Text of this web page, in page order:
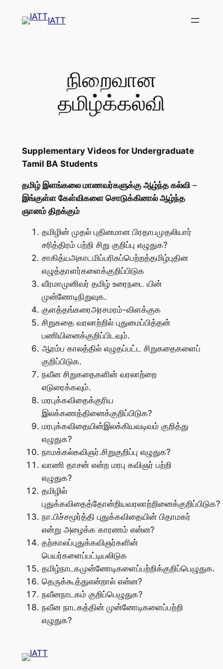
IATT
நிறைவான
தமிழ்க்கல்வி
Supplementary Videos for Undergraduate
Tamil BA Students
தமிழ் இளங்கலை மாணவர்களுக்கு ஆழ்ந்த கல்வி–
இங்குள்ள கேள்விகளை சொடுக்கினால் ஆழ்ந்த
ஞானம் திறக்கும்
தமிழின் முதல் புதினமான பிரதாபமுதலியார்
சரித்திரம் பற்றி சிறு குறிப்பு எழுதுக?
சாகித்யஅகாடமிப்பரிசுப்பெற்றத்தமிழ்புதின
எழுத்தாளர்களைக்குறிப்பிடுக
வீரமாமுனிவர் தமிழ் உரைநடை யின்
முன்னோடிநிறுவுக.
குளத்தங்கரைஅரசமரம்-விளக்குக
சிறுகதை வரலாற்றில் புதுமைப்பித்தன்
பணியினைக்குறிப்பிடவும்.
ஆரம்ப காலத்தில் எழுதப்பட்ட சிறுகதைகளைப்
குறிப்பிடுக.
நவீன சிறுகதைகளின் வரலாற்றை
எடுரைக்கவும்.
மரபுக்கவிதைக்குரிய
இலக்கணத்தினைக்குறிப்பிடுக?
மரபுக்கவிதையின்இலக்கியவடிவம் குறித்து
எழுதுக?
நாமக்கல்கவிஞர்.சிறுகுறிப்பு எழுதுக?
வாணி தாசன் என்ற மரபு கவிஞர் பற்றி
எழுதுக?
தமிழில்
புதுக்கவிதைத்தோன்றியவரலாற்றினைக்குறிப்பிடுக?
நா.பிச்சமூர்த்தி புதுக்கவிதையின் பிதாமகர்
என்று அழைக்க காரணம் என்ன?
தற்காலப்புதுக்கவிஞர்களின்
பெயர்களைப்பட்டியலிடுக
தமிழ்நாடகமுன்னோடிகளைப்பற்றிக்குறிப்பெழுதுக.
தெருக்கூத்துஎன்றால் என்ன?
நவீனநாடகம் குறிப்பெழுதுக?
நவீன நாடகத்தின் முன்னோடிகளைப்பற்றி
எழுதுக?